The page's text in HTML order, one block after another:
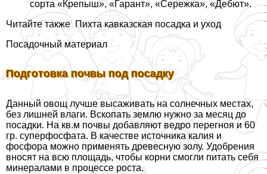
сорта «Крепыш», «Гарант», «Сережка», «Дебют».
Читайте также Пихта кавказская посадка и уход
Посадочный материал
Подготовка почвы под посадку
Данный овощ лучше высаживать на солнечных местах,
без лишней влаги. Вскопать землю нужно за месяц до
посадки. На кв.м почвы добавляют ведро перегноя и 60
гр. суперфосфата. В качестве источника калия и
фосфора можно применять древесную золу. Удобрения
вносят на всю площадь, чтобы корни смогли питать себя
минералами в процессе роста.